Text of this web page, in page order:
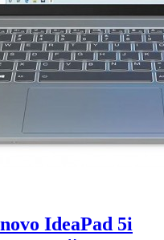
IdeaPad 5i